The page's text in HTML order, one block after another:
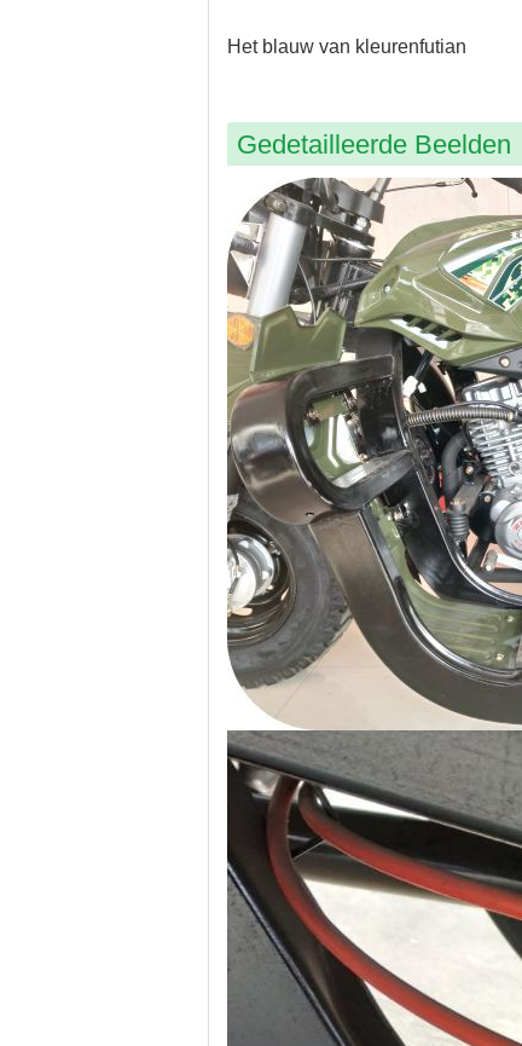
Het blauw van kleurenfutian
Gedetailleerde Beelden